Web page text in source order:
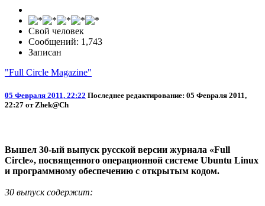
Свой человек
Сообщений: 1,743
Записан
"Full Circle Magazine"
05 Февраля 2011, 22:22 Последнее редактирование: 05 Февраля 2011,
22:27 от Zhek@Ch
Вышел 30-ый выпуск русской версии журнала «Full
Circle», посвященного операционной системе Ubuntu Linux
и программному обеспечению с открытым кодом.
30 выпуск содержит: